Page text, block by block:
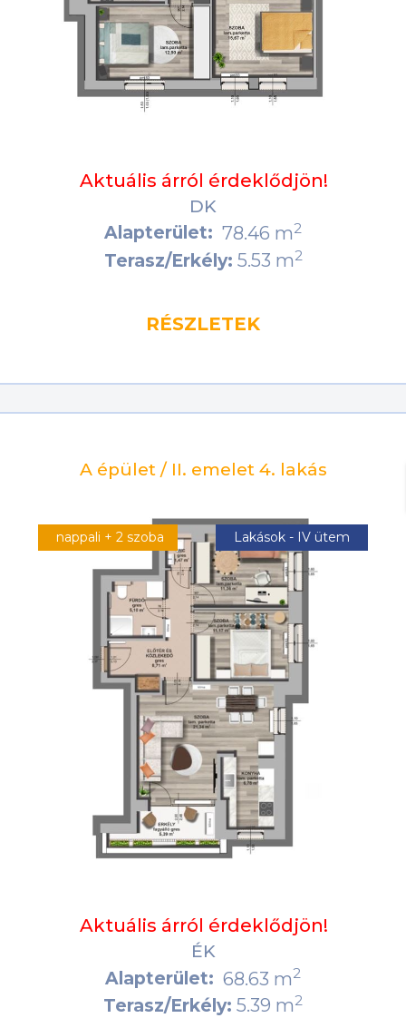
Aktuális árról érdeklődjön!
DK
Alapterület: 78.46 m2
Terasz/Erkély: 5.53 m2
RÉSZLETEK
A épület / II. emelet 4. lakás
nappali + 2 szoba Lakások - IV ütem
Aktuális árról érdeklődjön!
ÉK
Alapterület: 68.63 m2
Terasz/Erkély: 5.39 m2